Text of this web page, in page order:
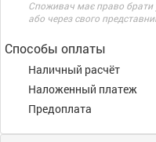
Споживач має право брати
або через свого
Способы оплаты
Наличный расчёт
Наложенный платеж
Предоплата